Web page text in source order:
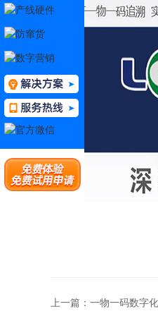
上一篇：一物一码数字